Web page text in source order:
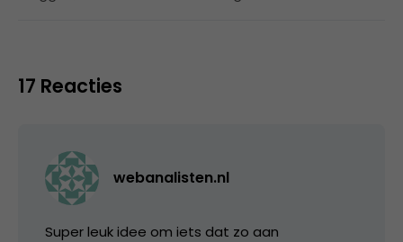
17 Reacties
webanalisten.nl
Super leuk idee om iets dat zo aan